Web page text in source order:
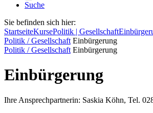
Suche
Sie befinden sich hier:
StartseiteKursePolitik | Gesellschaft
Politik / Gesellschaft Einbürgerung
Politik / Gesellschaft Einbürgerung
Einbürgerung
Ihre Ansprechpartnerin: Saskia Köhn, Tel.